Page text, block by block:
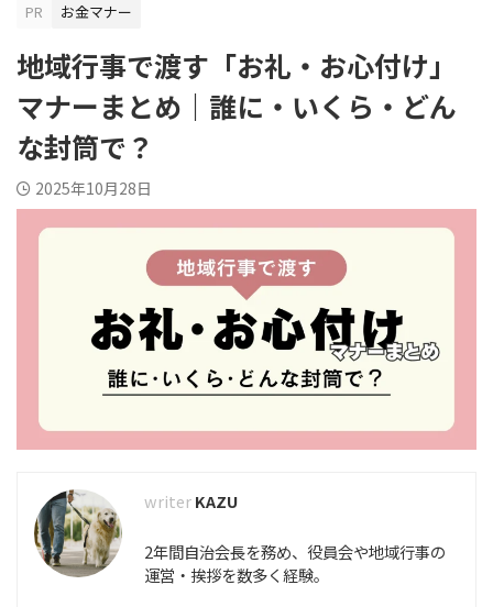
PR
お金マナー
地域行事で渡す「お礼・お心付け」
マナーまとめ｜誰に・いくら・どん
な封筒で？
2025年10月28日
KAZU
2年間自治会長を務め、役員会や地域行事の
運営・挨拶を数多く経験。